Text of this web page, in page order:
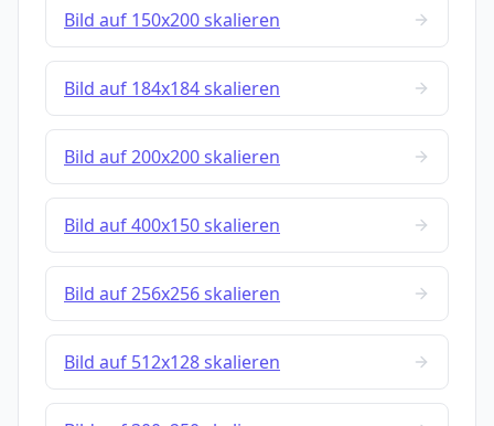
Bild auf 150x200 skalieren
Bild auf 184x184 skalieren
Bild auf 200x200 skalieren
Bild auf 400x150 skalieren
Bild auf 256x256 skalieren
Bild auf 512x128 skalieren